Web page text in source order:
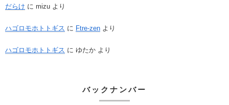
だらけ に mizu より
ハゴロモホトトギス に Ftre-zen より
ハゴロモホトトギス に ゆたか より
バックナンバー